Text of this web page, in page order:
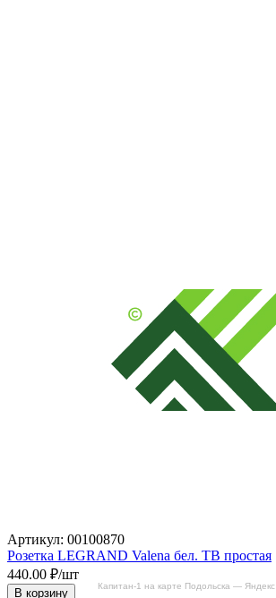
Артикул: 00100870
Розетка LEGRAND Valena бел. ТВ простая
440.00 ₽/шт
В корзину
Капитан-1 на карте Подольска —